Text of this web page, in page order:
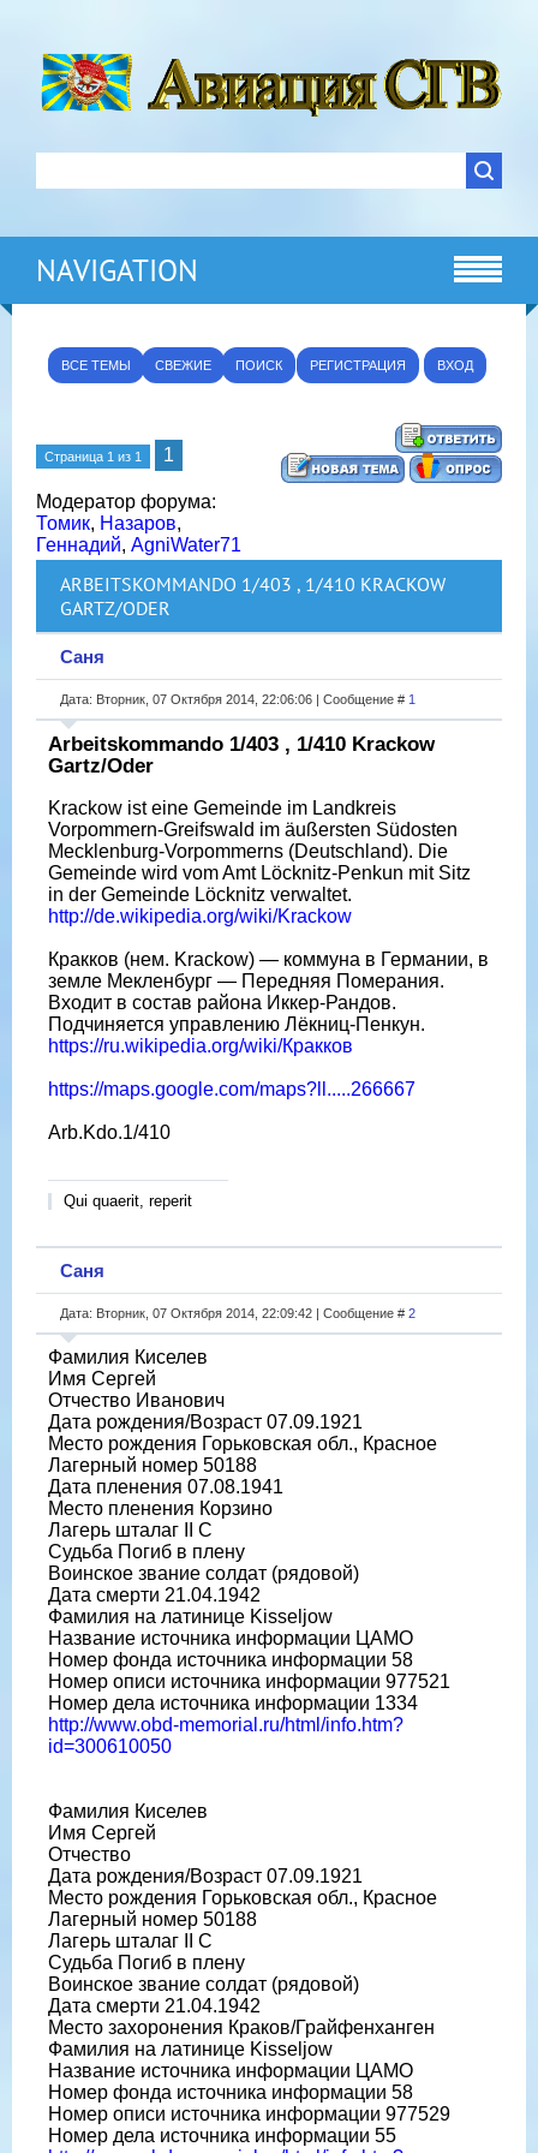
NAVIGATION
ВСЕ ТЕМЫ СВЕЖИЕ ПОИСК РЕГИСТРАЦИЯ ВХОД
Страница 1 из 1 1
Модератор форума:
Томик, Назаров,
Геннадий, AgniWater71
ARBEITSKOMMANDO 1/403 , 1/410 KRACKOW
GARTZ/ODER
Саня
Дата: Вторник, 07 Октября 2014, 22:06:06 | Сообщение # 1
Arbeitskommando 1/403 , 1/410 Krackow
Gartz/Oder
Krackow ist eine Gemeinde im Landkreis
Vorpommern-Greifswald im äußersten Südosten
Mecklenburg-Vorpommerns (Deutschland). Die
Gemeinde wird vom Amt Löcknitz-Penkun mit Sitz
in der Gemeinde Löcknitz verwaltet.
http://de.wikipedia.org/wiki/Krackow
Кракков (нем. Krackow) — коммуна в Германии, в
земле Мекленбург — Передняя Померания.
Входит в состав района Иккер-Рандов.
Подчиняется управлению Лёкниц-Пенкун.
https://ru.wikipedia.org/wiki/Кракков
https://maps.google.com/maps?ll.....266667
Arb.Kdo.1/410
Qui quaerit, reperit
Саня
Дата: Вторник, 07 Октября 2014, 22:09:42 | Сообщение # 2
Фамилия Киселев
Имя Сергей
Отчество Иванович
Дата рождения/Возраст 07.09.1921
Место рождения Горьковская обл., Красное
Лагерный номер 50188
Дата пленения 07.08.1941
Место пленения Корзино
Лагерь шталаг II C
Судьба Погиб в плену
Воинское звание солдат (рядовой)
Дата смерти 21.04.1942
Фамилия на латинице Kisseljow
Название источника информации ЦАМО
Номер фонда источника информации 58
Номер описи источника информации 977521
Номер дела источника информации 1334
http://www.obd-memorial.ru/html/info.htm?
id=300610050
Фамилия Киселев
Имя Сергей
Отчество
Дата рождения/Возраст 07.09.1921
Место рождения Горьковская обл., Красное
Лагерный номер 50188
Лагерь шталаг II C
Судьба Погиб в плену
Воинское звание солдат (рядовой)
Дата смерти 21.04.1942
Место захоронения Краков/Грайфенханген
Фамилия на латинице Kisseljow
Название источника информации ЦАМО
Номер фонда источника информации 58
Номер описи источника информации 977529
Номер дела источника информации 55